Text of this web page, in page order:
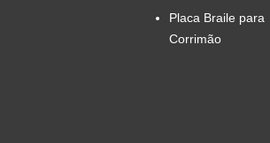
Placa Braile para
Corrimão